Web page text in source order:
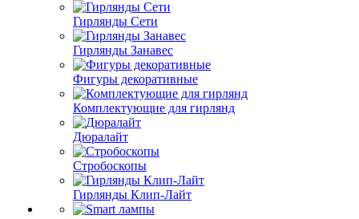
Гирлянды Сети
Гирлянды Занавес
Фигуры декоративные
Комплектующие для гирлянд
Дюралайт
Стробоскопы
Гирлянды Клип-Лайт